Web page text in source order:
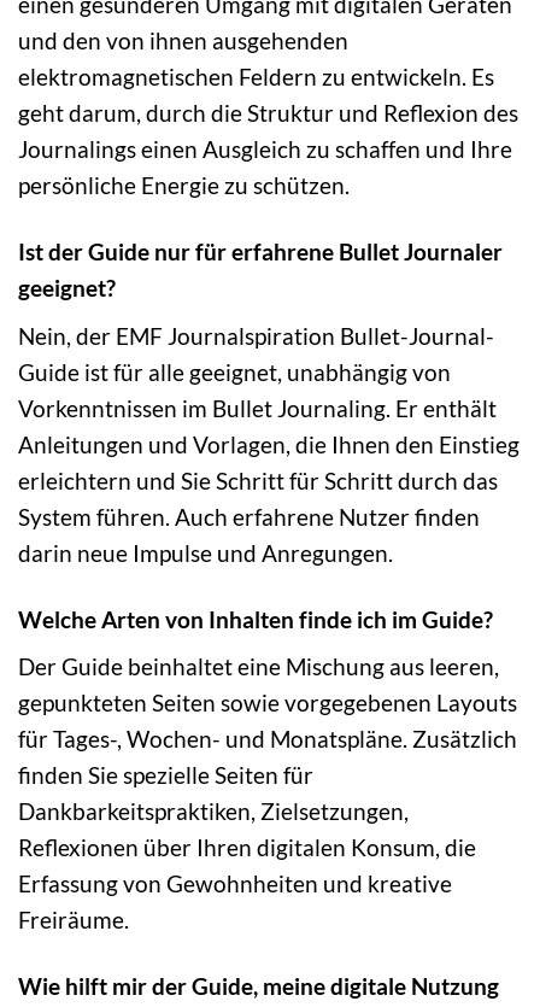
und den von ihnen ausgehenden
elektromagnetischen Feldern zu entwickeln. Es
geht darum, durch die Struktur und Reflexion des
Journalings einen Ausgleich zu schaffen und Ihre
persönliche Energie zu schützen.
Ist der Guide nur für erfahrene Bullet Journaler
geeignet?
Nein, der EMF Journalspiration Bullet-Journal-
Guide ist für alle geeignet, unabhängig von
Vorkenntnissen im Bullet Journaling. Er enthält
Anleitungen und Vorlagen, die Ihnen den Einstieg
erleichtern und Sie Schritt für Schritt durch das
System führen. Auch erfahrene Nutzer finden
darin neue Impulse und Anregungen.
Welche Arten von Inhalten finde ich im Guide?
Der Guide beinhaltet eine Mischung aus leeren,
gepunkteten Seiten sowie vorgegebenen Layouts
für Tages-, Wochen- und Monatspläne. Zusätzlich
finden Sie spezielle Seiten für
Dankbarkeitspraktiken, Zielsetzungen,
Reflexionen über Ihren digitalen Konsum, die
Erfassung von Gewohnheiten und kreative
Freiräume.
Wie hilft mir der Guide, meine digitale Nutzung